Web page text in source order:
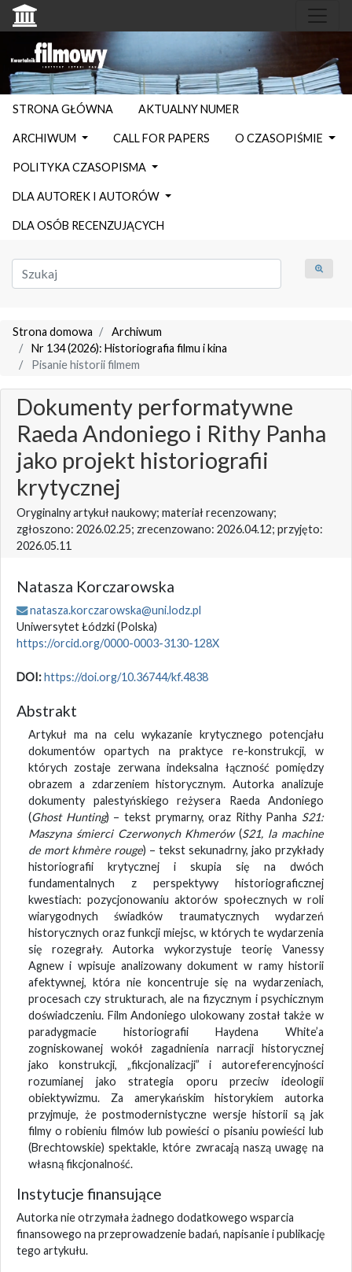
STRONA GŁÓWNA AKTUALNY NUMER
ARCHIWUM CALL FOR PAPERS O CZASOPIŚMIE
POLITYKA CZASOPISMA
DLA AUTOREK I AUTORÓW
DLA OSÓB RECENZUJĄCYCH
Strona domowa
Archiwum
Nr 134 (2026): Historiografia filmu i kina
Pisanie historii filmem
Dokumenty performatywne
Raeda Andoniego i Rithy Panha
jako projekt historiografii
krytycznej
Oryginalny artykuł naukowy; materiał recenzowany;
zgłoszono: 2026.02.25; zrecenzowano: 2026.04.12; przyjęto:
2026.05.11
Natasza Korczarowska
natasza.korczarowska@uni.lodz.pl
Uniwersytet Łódzki(Polska)
https://orcid.org/0000-0003-3130-128X
DOI:https://doi.org/10.36744/kf.4838
Abstrakt
Artykuł ma na celu wykazanie krytycznego potencjału
dokumentów opartych na praktyce re-konstrukcji, w
których zostaje zerwana indeksalna łączność pomiędzy
obrazem a zdarzeniem historycznym. Autorka analizuje
dokumenty palestyńskiego reżysera Raeda Andoniego
(Ghost Hunting) – tekst prymarny, oraz Rithy Panha S21:
Maszyna śmierci Czerwonych Khmerów(S21, la machine
de mort khmère rouge) – tekst sekunadrny, jako przykłady
historiografii krytycznej i skupia się na dwóch
fundamentalnych z perspektywy historiograficznej
kwestiach: pozycjonowaniu aktorów społecznych w roli
wiarygodnych świadków traumatycznych wydarzeń
historycznych oraz funkcji miejsc, w których te wydarzenia
się rozegrały. Autorka wykorzystuje teorię Vanessy
Agnew i wpisuje analizowany dokument w ramy historii
afektywnej, która nie koncentruje się na wydarzeniach,
procesach czy strukturach, ale na fizycznym i psychicznym
doświadczeniu. Film Andoniego ulokowany został także w
paradygmacie historiografii Haydena White’a
zogniskowanej wokół zagadnienia narracji historycznej
jako konstrukcji, „fikcjonalizacji” i autoreferencyjności
rozumianej jako strategia oporu przeciw ideologii
obiektywizmu. Za amerykańskim historykiem autorka
przyjmuje, że postmodernistyczne wersje historii są jak
filmy o robieniu filmów lub powieści o pisaniu powieści lub
(Brechtowskie) spektakle, które zwracają naszą uwagę na
własną fikcjonalność.
Instytucje finansujące
Autorka nie otrzymała żadnego dodatkowego wsparcia
finansowego na przeprowadzenie badań, napisanie i publikację
tego artykułu.